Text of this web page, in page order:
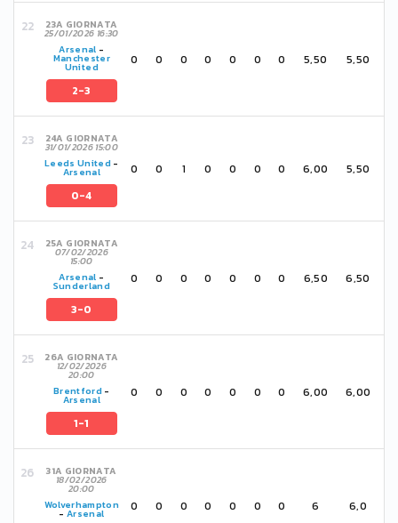
23A GIORNATA
25/01/2026 16:30
Arsenal -
Manchester
United
2-3
0 0 0 0 0 0 0 5,50 5,50
24A GIORNATA
31/01/2026 15:00
Leeds United -
Arsenal
0-4
0 0 1 0 0 0 0 6,00 5,50
25A GIORNATA
07/02/2026
15:00
Arsenal -
Sunderland
3-0
0 0 0 0 0 0 0 6,50 6,50
26A GIORNATA
12/02/2026
20:00
Brentford -
Arsenal
1-1
0 0 0 0 0 0 0 6,00 6,00
31A GIORNATA
18/02/2026
20:00
Wolverhampton
- Arsenal 0 0 0 0 0 0 0 6 6,0